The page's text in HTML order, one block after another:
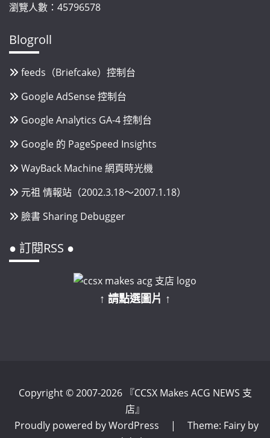
瀏覽人數：45796578
Blogroll
feeds（Briefcake）控制台
Google AdSense 控制台
Google Analytics GA-4 控制台
Google 的 PageSpeed Insights
WayBack Machine 網頁時光機
元祖 情報站（2002.3.18～2007.1.18）
臉書 Sharing Debugger
● 訂閱RSS ●
↑ 請點選圖片 ↑
Copyright © 2007-2026 『CCSX Makes ACG NEWS 支
店』
Proudly powered by WordPress
|
Theme: Fairy by